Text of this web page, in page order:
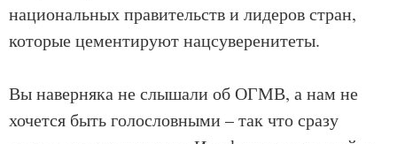
национальных правительств и лидеров стран,
которые цементируют нацсуверенитеты.
Вы наверняка не слышали об ОГМВ, а нам не
хочется быть голословными – так что сразу